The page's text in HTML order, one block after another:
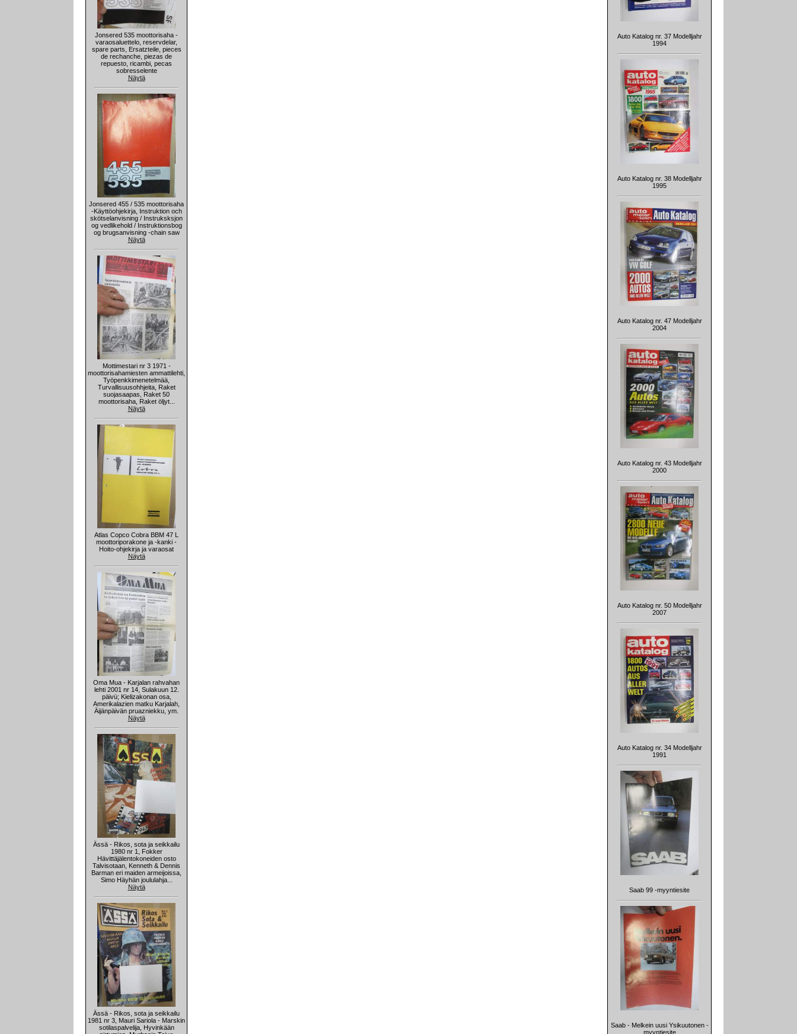
Jonsered 535 moottorisaha -
varaosaluettelo, reservdelar,
spare parts, Ersatzteile, pieces
de rechanche, piezas de
repuesto, ricambi, pecas
sobresselente
Näytä
Jonsered 455 / 535 moottorisaha
-Käyttöohjekirja, Instruktion och
skötselanvisning / Instruksksjon
og vedlikehold / Instruktionsbog
og brugsanvisning -chain saw
Näytä
Mottimestari nr 3 1971 -
moottorisahamiesten ammattilehti,
Työpenkkimenetelmää,
Turvallisuusohhjeita, Raket
suojasaapas, Raket 50
moottorisaha, Raket öljyt...
Näytä
Atlas Copco Cobra BBM 47 L
moottoriporakone ja -kanki -
Hoito-ohjekirja ja varaosat
Näytä
Oma Mua - Karjalan rahvahan
lehti 2001 nr 14, Sulakuun 12.
päivü; Kielizakonan osa,
Amerikalazien matku Karjalah,
Äijänpäivän pruazniekku, ym.
Näytä
Ässä - Rikos, sota ja seikkailu
1980 nr 1, Fokker
Hävittäjälentokoneiden osto
Talvisotaan, Kenneth & Dennis
Barman eri maiden armeijoissa,
Simo Häyhän joululahja...
Näytä
Ässä - Rikos, sota ja seikkailu
1981 nr 3, Mauri Sariola - Marskin
sotilaspalvelija, Hyvinkään
Auto Katalog nr. 37 Modelljahr
1994
Auto Katalog nr. 38 Modelljahr
1995
Auto Katalog nr. 47 Modelljahr
2004
Auto Katalog nr. 43 Modelljahr
2000
Auto Katalog nr. 50 Modelljahr
2007
Auto Katalog nr. 34 Modelljahr
1991
Saab 99 -myyntiesite
Saab - Melkein uusi Ysikuutonen -
myyntiesite